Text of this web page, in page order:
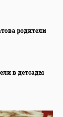
родители
в детсады